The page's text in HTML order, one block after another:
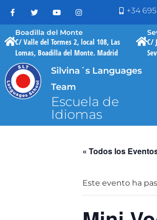
+34
Boadilla del Monte
C/ Valle del Tormes 2, local 108, Las
Lomas, Boadilla del Monte. Madrid
C/
Silvina´s Languages
Team
Escuela de
Idiomas
« Todos los
Este evento ha